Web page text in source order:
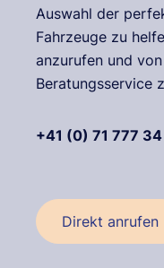
Auswahl der
Fahrzeuge zu
anzurufen und
Beratungsservice
+41 (0) 71 777
Direkt anrufen